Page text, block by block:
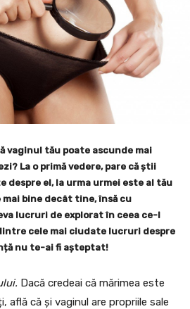
vaginul tău poate ascunde mai
La o primă vedere, pare că știi
despre el, la urma urmei este al tău
bine decât tine, însă cu
lucruri de explorat în ceea ce-l
cele mai ciudate lucruri despre
nu te-ai fi așteptat!
Dacă credeai că mărimea este
află că și vaginul are propriile sale